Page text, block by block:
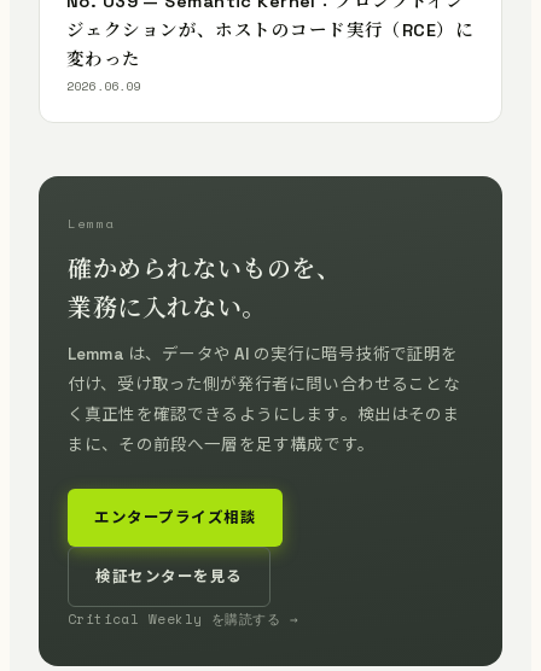
ジェクションが、ホストのコード実行（RCE）に
変わった
2026.06.09
Lemma
確かめられないものを、
業務に入れない。
Lemma は、データや AI の実行に暗号技術で証明を
付け、受け取った側が発行者に問い合わせることな
く真正性を確認できるようにします。検出はそのま
まに、その前段へ一層を足す構成です。
エンタープライズ相談
検証センターを見る
Critical Weekly を購読する →